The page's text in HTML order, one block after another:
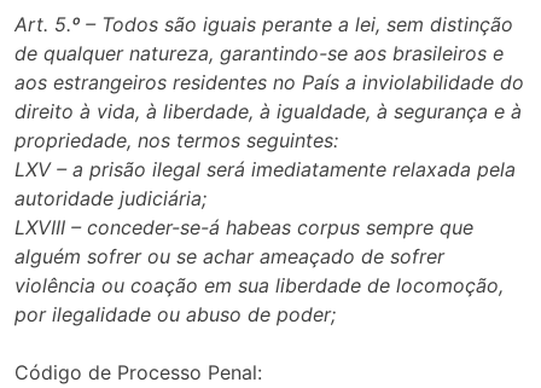
Art. 5.º – Todos são iguais perante a lei, sem distinção
de qualquer natureza, garantindo-se aos brasileiros e
aos estrangeiros residentes no País a inviolabilidade do
direito à vida, à liberdade, à igualdade, à segurança e à
propriedade, nos termos seguintes:
LXV – a prisão ilegal será imediatamente relaxada pela
autoridade judiciária;
LXVIII – conceder-se-á habeas corpus sempre que
alguém sofrer ou se achar ameaçado de sofrer
violência ou coação em sua liberdade de locomoção,
por ilegalidade ou abuso de poder;
Código de Processo Penal: